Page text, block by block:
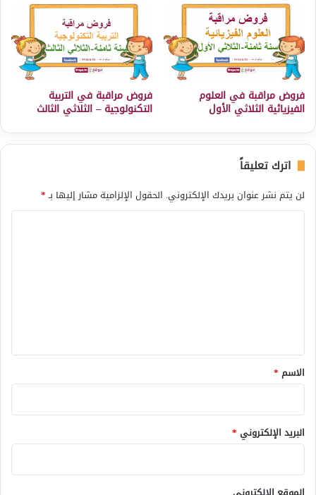
فروض مراقبة في العلوم
الفيزيائية الثلاثي الأول
فروض مراقبة في التربية
التكنولوجية – الثلاثي الثالث
اترك تعليقاً
لن يتم نشر عنوان بريدك الإلكتروني. الحقول الإلزامية مشار إليها بـ*
*
الاسم *
البريد الإلكتروني *